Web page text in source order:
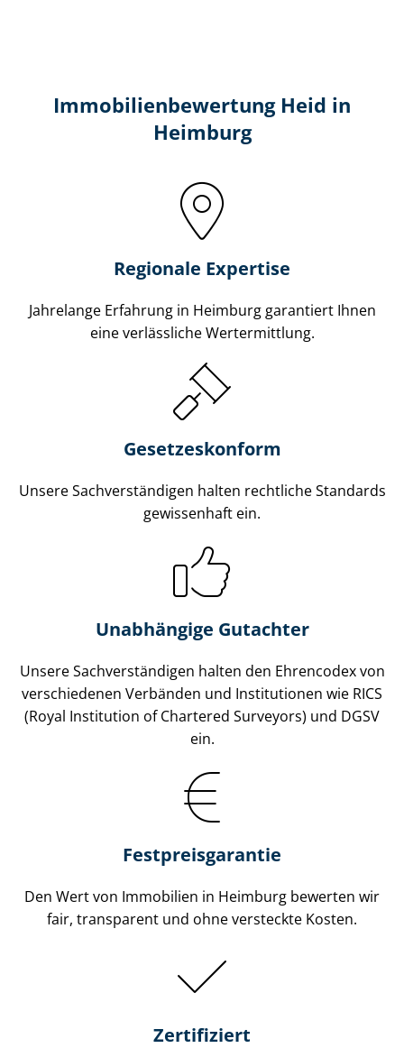
Immobilien­bewertung Heid in
Heimburg
Regionale Expertise
Jahrelange Erfahrung in Heimburg garantiert Ihnen
eine verlässliche Wertermittlung.
Gesetzes­konform
Unsere Sach­ver­stän­di­gen halten rechtliche Standards
gewissenhaft ein.
Unabhängige Gutachter
Unsere Sach­ver­stän­di­gen halten den Ehrencodex von
verschiedenen Verbänden und Institutionen wie RICS
(Royal Institution of Chartered Surveyors) und DGSV
ein.
Festpreis​garantie
Den Wert von Immobilien in Heimburg bewerten wir
fair, transparent und ohne versteckte Kosten.
Zertifiziert